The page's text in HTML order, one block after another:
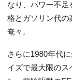
なり、パワー不足
格とガソリン代の
奄々。
さらに1980年代
イズで最大限のス